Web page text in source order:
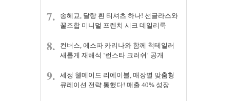
7.
송혜교, 달랑 흰 티셔츠 하나! 선글라스와
꿀조합 미니멀 프렌치 시크 데일리룩
8.
컨버스, 에스파 카리나와 함께 척테일러
새롭게 재해석 ‘런스타 크러쉬’ 공개
9.
세정 웰메이드 리에이블, 매장별 맞춤형
큐레이션 전략 통했다! 매출 40% 성장